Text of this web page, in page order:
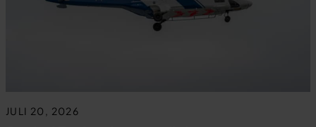
JULI 20, 2026